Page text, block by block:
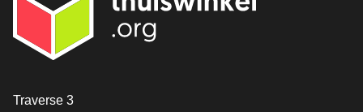
Contact
Traverse 3